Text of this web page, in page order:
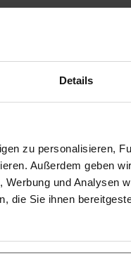
Details
zu personalisieren,
Außerdem geben
und Analysen
die Sie ihnen